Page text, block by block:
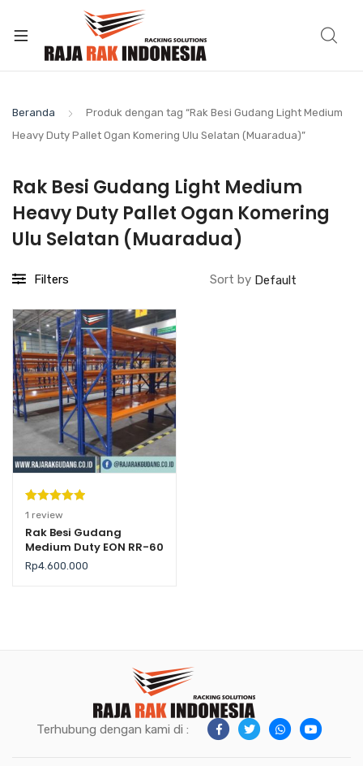
Beranda
Produk dengan tag “Rak Besi Gudang Light Medium
Heavy Duty Pallet Ogan Komering Ulu Selatan (Muaradua)”
Rak Besi Gudang Light Medium
Heavy Duty Pallet Ogan Komering
Ulu Selatan (Muaradua)
Filters Sort by
Peringkat
5.00dari 5
berdasarka
n
1
penilaian
1 review
Rak Besi Gudang
Medium Duty EON RR-60
Rp4.600.000
Terhubung dengan kami di :